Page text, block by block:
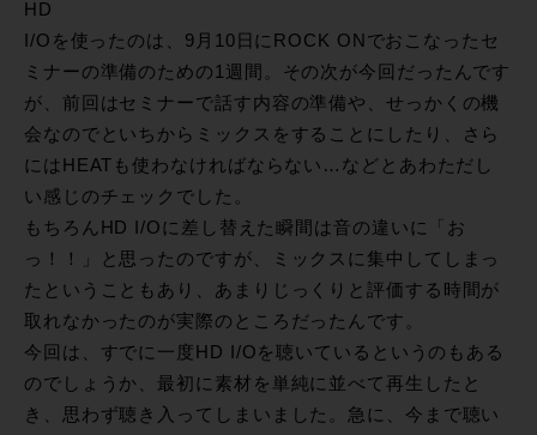
HD
I/Oを使ったのは、9月10日にROCK ONでおこなったセ
ミナーの準備のための1週間。その次が今回だったんです
が、前回はセミナーで話す内容の準備や、せっかくの機
会なのでといちからミックスをすることにしたり、さら
にはHEATも使わなければならない…などとあわただし
い感じのチェックでした。
もちろんHD I/Oに差し替えた瞬間は音の違いに「お
っ！！」と思ったのですが、ミックスに集中してしまっ
たということもあり、あまりじっくりと評価する時間が
取れなかったのが実際のところだったんです。
今回は、すでに一度HD I/Oを聴いているというのもある
のでしょうか、最初に素材を単純に並べて再生したと
き、思わず聴き入ってしまいました。急に、今まで聴い